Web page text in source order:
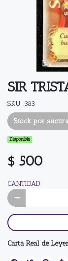
SIR
SKU: 383
Stock por
Disponible
$ 500
CANTIDAD
Carta Real de